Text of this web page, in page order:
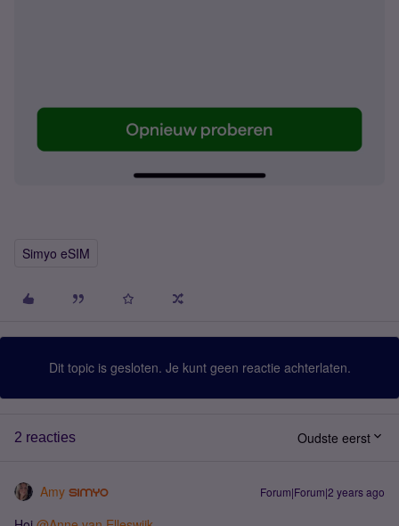
Simyo eSIM
Dit topic is gesloten. Je kunt geen reactie achterlaten.
2 reacties Oudste eerst
Amy Forum|Forum|2 years ago